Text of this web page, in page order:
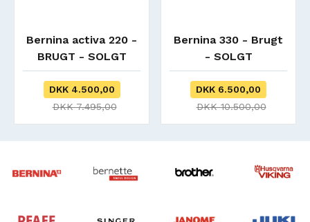
Bernina activa 220 -
BRUGT - SOLGT
DKK 4.500,00
DKK 7.495,00
Bernina 330 - Brugt
- SOLGT
DKK 6.500,00
DKK 10.500,00